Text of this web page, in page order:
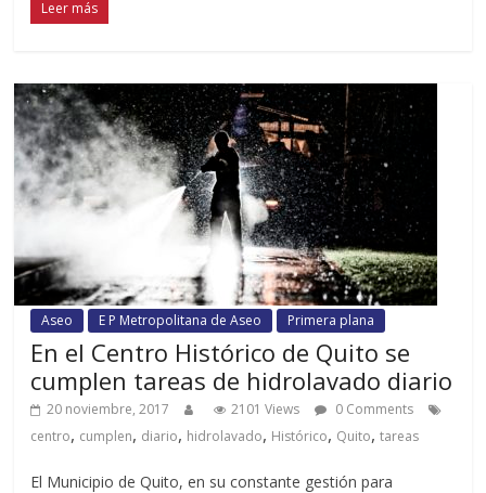
Leer más
Aseo E P Metropolitana de Aseo Primera plana
En el Centro Histórico de Quito se
cumplen tareas de hidrolavado diario
20 noviembre, 2017 2101 Views
0 Comments
centro, cumplen, diario, hidrolavado, Histórico, Quito,tareas
El Municipio de Quito, en su constante gestión para